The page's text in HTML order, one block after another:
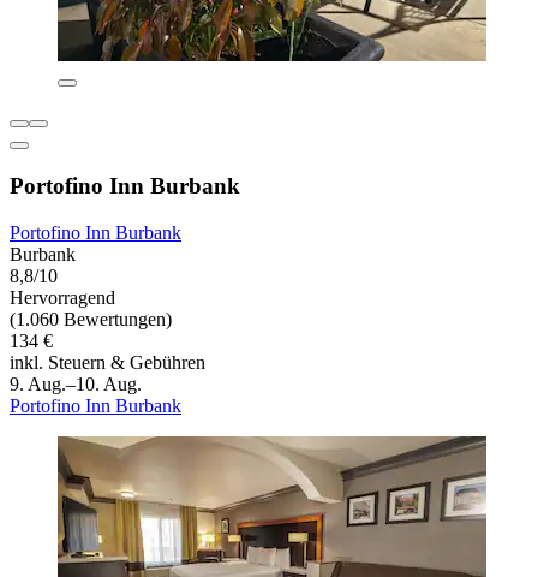
Portofino Inn Burbank
Portofino Inn Burbank
Burbank
8,8/10
Hervorragend
(1.060 Bewertungen)
134 €
inkl. Steuern & Gebühren
9. Aug.–10. Aug.
Portofino Inn Burbank